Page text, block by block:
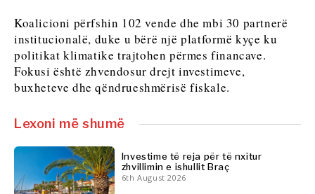
Shkencë
Minierat
Shitje me pakicë
Qëndrueshmëri
Teknologji
Turizëm
Transport
Tregti
Minierat
Shitje
me
pakicë
Qëndrueshmëri
Telekom
Turizëm
Transport
Tregti
Koalicioni përfshin 102 vende dhe mbi 30 partnerë
institucionalë, duke u bërë një platformë kyçe ku
politikat klimatike trajtohen përmes financave.
Fokusi është zhvendosur drejt investimeve,
buxheteve dhe qëndrueshmërisë fiskale.
Lexoni më shumë
Investime të reja për të nxitur
zhvillimin e ishullit Braç
6th August 2026